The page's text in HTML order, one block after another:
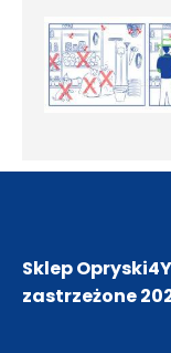
Sklep
zastrzeżone